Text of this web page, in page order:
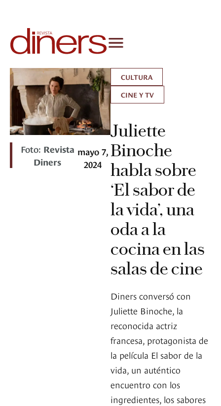
Foto: Revista
Diners
mayo 7,
2024
CULTURA
CINE Y TV
Juliette
Binoche
habla sobre
‘El sabor de
la vida’, una
oda a la
cocina en las
salas de cine
Diners conversó con
Juliette Binoche, la
reconocida actriz
francesa, protagonista de
la película El sabor de la
vida, un auténtico
encuentro con los
ingredientes, los sabores